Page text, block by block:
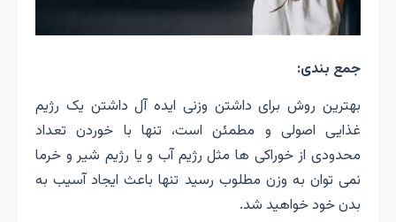
جمع بندی:
بهترین روش برای داشتن وزنی ایده آل داشتن یک رژیم
غذایی اصولی و مطمئن است، تنها با خوردن تعداد
محدودی از خوراکی ها مثل رژیم آب و یا رژیم شیر و خرما
نمی توان به وزن مطلوب رسید تنها باعث ایجاد آسیب به
بدن خود خواهید شد.